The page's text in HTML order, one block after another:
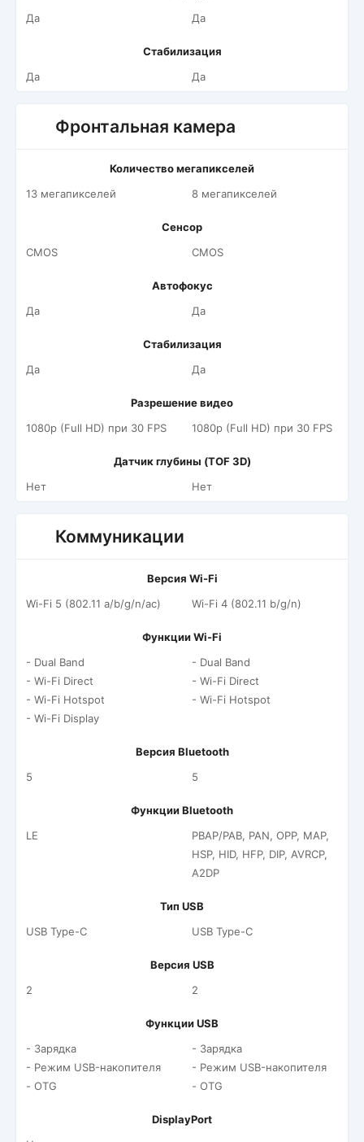
Да
Да
Стабилизация
Да
Да
Фронтальная камера
Количество мегапикселей
13 мегапикселей
8 мегапикселей
Сенсор
CMOS
CMOS
Автофокус
Да
Да
Стабилизация
Да
Да
Разрешение видео
1080p (Full HD) при 30 FPS
1080p (Full HD) при 30 FPS
Датчик глубины (TOF 3D)
Нет
Нет
Коммуникации
Версия Wi-Fi
Wi-Fi 5 (802.11 a/b/g/n/ac)
Wi-Fi 4 (802.11 b/g/n)
Функции Wi-Fi
- Dual Band
- Wi-Fi Direct
- Wi-Fi Hotspot
- Wi-Fi Display
- Dual Band
- Wi-Fi Direct
- Wi-Fi Hotspot
Версия Bluetooth
5
5
Функции Bluetooth
LE
PBAP/PAB, PAN, OPP, MAP,
HSP, HID, HFP, DIP, AVRCP,
A2DP
Тип USB
USB Type-C
USB Type-C
Версия USB
2
2
Функции USB
- Зарядка
- Режим USB-накопителя
- OTG
- Зарядка
- Режим USB-накопителя
- OTG
DisplayPort